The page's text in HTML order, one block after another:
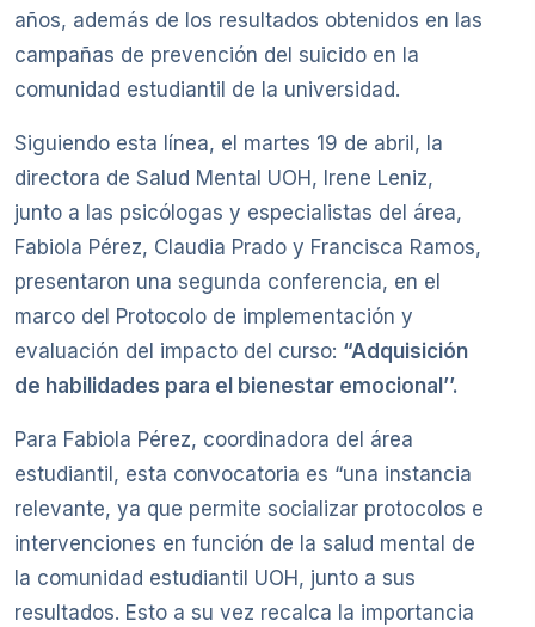
años, además de los resultados obtenidos en las
campañas de prevención del suicido en la
comunidad estudiantil de la universidad.
Siguiendo esta línea, el martes 19 de abril, la
directora de Salud Mental UOH, Irene Leniz,
junto a las psicólogas y especialistas del área,
Fabiola Pérez, Claudia Prado y Francisca Ramos,
presentaron una segunda conferencia, en el
marco del Protocolo de implementación y
evaluación del impacto del curso: “Adquisición
de habilidades para el bienestar emocional’’.
Para Fabiola Pérez, coordinadora del área
estudiantil, esta convocatoria es “una instancia
relevante, ya que permite socializar protocolos e
intervenciones en función de la salud mental de
la comunidad estudiantil UOH, junto a sus
resultados. Esto a su vez recalca la importancia